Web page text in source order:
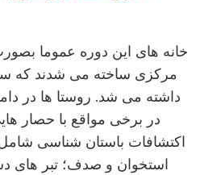
خانه های این دوره عموما
مرکزی ساخته می شدند که
داشته می شد. روستا ها در
در برخی مواقع با حصار
اکتشافات باستان شناسی
استخوان و صدف؛ تبر های